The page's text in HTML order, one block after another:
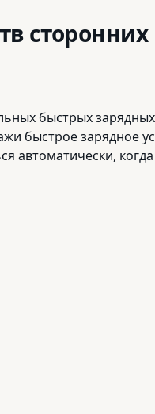
сторонних
быстрых зарядных
быстрое зарядное
автоматически, когда